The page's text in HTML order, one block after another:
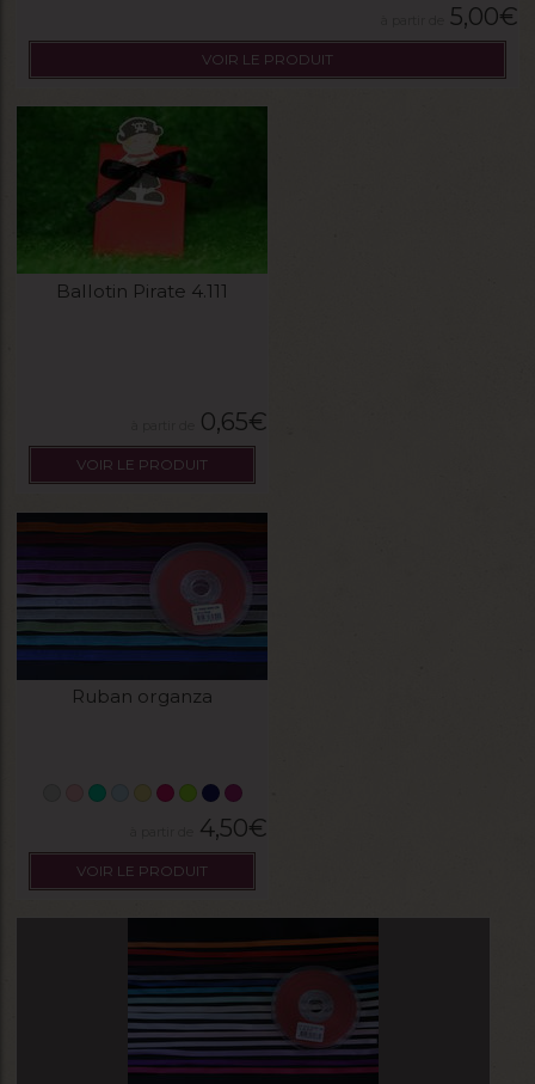
5,00€
VOIR LE PRODUIT
Ballotin Pirate 4.111
0,65€
VOIR LE PRODUIT
Ruban organza
4,50€
VOIR LE PRODUIT